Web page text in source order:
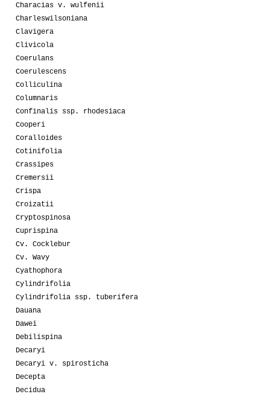
Characias v. wulfenii
Charleswilsoniana
Clavigera
Clivicola
Coerulans
Coerulescens
Colliculina
Columnaris
Confinalis ssp. rhodesiaca
Cooperi
Coralloides
Cotinifolia
Crassipes
Cremersii
Crispa
Croizatii
Cryptospinosa
Cuprispina
Cv. Cocklebur
Cv. Wavy
Cyathophora
Cylindrifolia
Cylindrifolia ssp. tuberifera
Dauana
Dawei
Debilispina
Decaryi
Decaryi v. spirosticha
Decepta
Decidua